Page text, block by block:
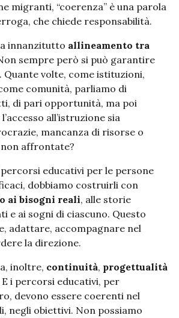
migranti, “coerenza” è una parola
che chiede responsabilità.
innanzitutto allineamento tra
sempre però si può garantire
Quante volte, come istituzioni,
comunità, parliamo di
di pari opportunità, ma poi
all’istruzione sia
mancanza di risorse o
affrontate?
percorsi educativi per le persone
dobbiamo costruirli con
ai bisogni reali, alle storie
e ai sogni di ciascuno. Questo
adattare, accompagnare nel
la direzione.
inoltre, continuità, progettualità
E i percorsi educativi, per
devono essere coerenti nel
negli obiettivi. Non possiamo